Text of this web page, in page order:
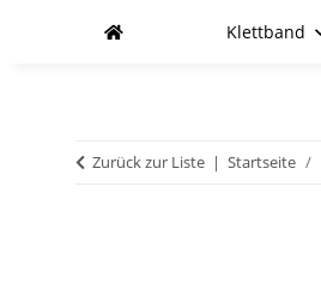
Klettband
Zurück zur Liste Startseite